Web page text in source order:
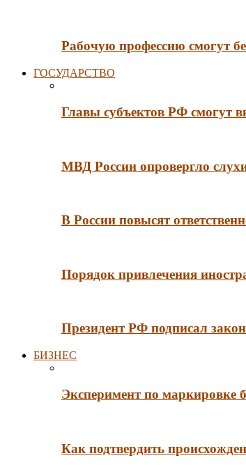
Рабочую профессию смогут
ГОСУДАРСТВО
Главы субъектов РФ смогут
МВД России опровергло
В России повысят
Порядок привлечения
Президент РФ подписал
БИЗНЕС
Эксперимент по маркировке
Как подтвердить